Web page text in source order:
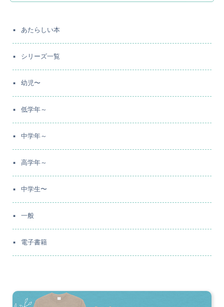
あたらしい本
シリーズ一覧
幼児〜
低学年～
中学年～
高学年～
中学生〜
一般
電子書籍